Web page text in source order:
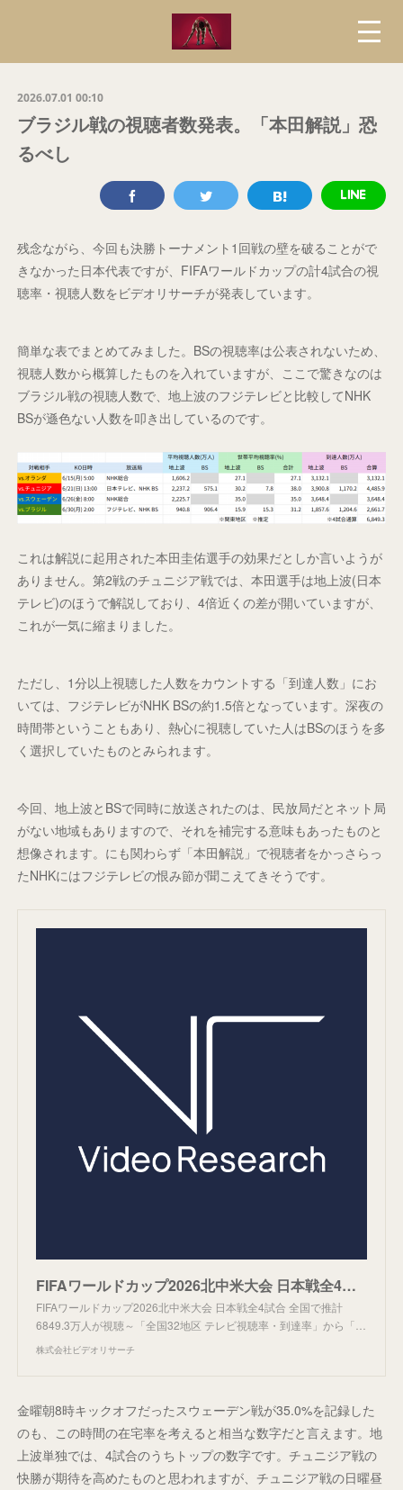
2026.07.01 00:10
ブラジル戦の視聴者数発表。「本田解説」恐
るべし
残念ながら、今回も決勝トーナメント1回戦の壁を破ることがで
きなかった日本代表ですが、FIFAワールドカップの計4試合の視
聴率・視聴人数をビデオリサーチが発表しています。
簡単な表でまとめてみました。BSの視聴率は公表されないため、
視聴人数から概算したものを入れていますが、ここで驚きなのは
ブラジル戦の視聴人数で、地上波のフジテレビと比較してNHK
BSが遜色ない人数を叩き出しているのです。
これは解説に起用された本田圭佑選手の効果だとしか言いようが
ありません。第2戦のチュニジア戦では、本田選手は地上波(日本
テレビ)のほうで解説しており、4倍近くの差が開いていますが、
これが一気に縮まりました。
ただし、1分以上視聴した人数をカウントする「到達人数」にお
いては、フジテレビがNHK BSの約1.5倍となっています。深夜の
時間帯ということもあり、熱心に視聴していた人はBSのほうを多
く選択していたものとみられます。
今回、地上波とBSで同時に放送されたのは、民放局だとネット局
がない地域もありますので、それを補完する意味もあったものと
想像されます。にも関わらず「本田解説」で視聴者をかっさらっ
たNHKにはフジテレビの恨み節が聞こえてきそうです。
FIFAワールドカップ2026北中米大会 日本戦全4試合 全国で推計6849.3万人が視聴～「全国32地区 テレビ視聴率・到達率」から「平均視聴人数・到達人数」を推計～
FIFAワールドカップ2026北中米大会 日本戦全4試合 全国で推計
6849.3万人が視聴～「全国32地区 テレビ視聴率・到達率」から「…
株式会社ビデオリサーチ
金曜朝8時キックオフだったスウェーデン戦が35.0%を記録した
のも、この時間の在宅率を考えると相当な数字だと言えます。地
上波単独では、4試合のうちトップの数字です。チュニジア戦の
快勝が期待を高めたものと思われますが、チュニジア戦の日曜昼